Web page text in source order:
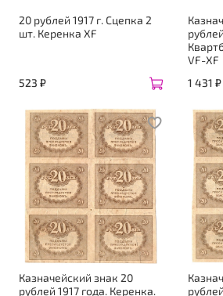
20 рублей 1917 г. Сцепка 2
шт. Керенка XF
523 ₽
VF-XF
1 431 ₽
Казначейский знак 20
рублей 1917 года. Керенка.